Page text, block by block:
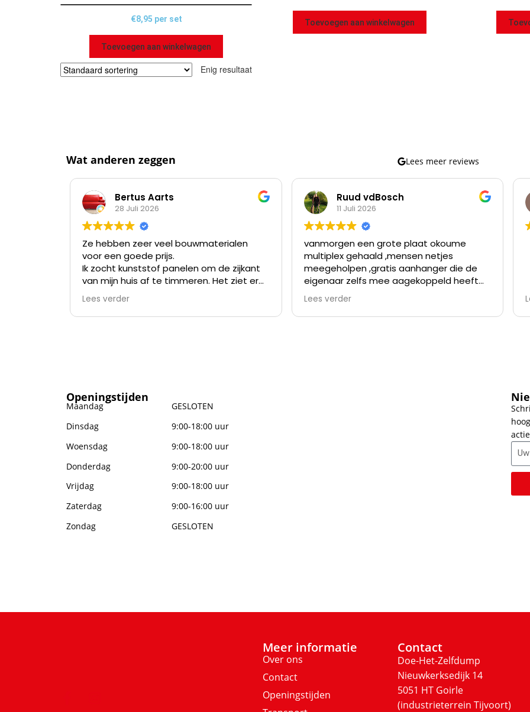
€8,95 per set
Toevoegen aan winkelwagen
Toevoegen aan winkelwagen
Enig resultaat
Wat anderen zeggen Lees meer reviews
Bertus Aarts
28 Juli 2026
Ze hebben zeer veel bouwmaterialen
voor een goede prijs.
Ik zocht kunststof panelen om de zijkant
van mijn huis af te timmeren. Het ziet er
nu niet meer uit na meer dan 35 jaar en
verven kost me meer tijd dan alles er af
slopen en die kunststof panelen er op
Lees verder
Ruud vdBosch
11 Juli 2026
vanmorgen een grote plaat okoume
multiplex gehaald ,mensen netjes
meegeholpen ,gratis aanhanger die de
eigenaar zelfs mee aagekoppeld heeft
omdat de verloopstekker niet paste
nette prijzen en topservice ,ben er al
meer geweest en kom er vaker
Lees verder
Openingstijden
Maandag
GESLOTEN
Dinsdag
9:00-18:00 uur
Woensdag
9:00-18:00 uur
Donderdag
9:00-20:00 uur
Vrijdag
9:00-18:00 uur
Zaterdag
9:00-16:00 uur
Zondag
GESLOTEN
Meer informatie
Over ons
Contact
Openingstijden
Contact
Doe-Het-Zelfdump
Nieuwkerksedijk 14
5051 HT Goirle
(industrieterrein Tijvoort)